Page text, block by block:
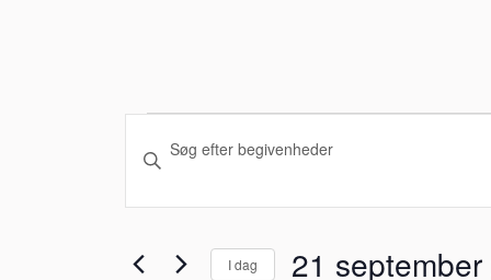
Begivenheder
for
21
Begivenheder
nøgleord.
Søg
BegivenhederI dag 21